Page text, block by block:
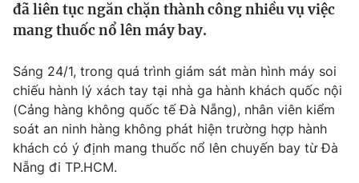
Thế giới
Thế giới đó đây
Câu chuyện quốc tế
Kinh tế
Tài chính
Thị trường
Góc doanh nghiệp
Dữ liệu và đời sống
Truyền hình
đã liên tục ngăn chặn thành công nhiều vụ việc
mang thuốc nổ lên máy bay.
Sáng 24/1, trong quá trình giám sát màn hình máy soi
chiếu hành lý xách tay tại nhà ga hành khách quốc nội
(Cảng hàng không quốc tế Đà Nẵng), nhân viên kiểm
soát an ninh hàng không phát hiện trường hợp hành
khách có ý định mang thuốc nổ lên chuyến bay từ Đà
Nẵng đi TP.HCM.